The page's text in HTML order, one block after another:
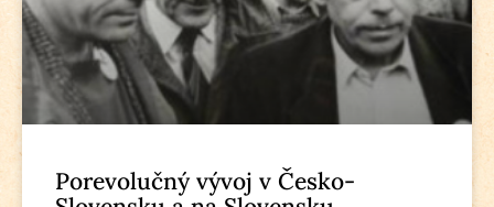
Porevolučný vývoj v Česko-